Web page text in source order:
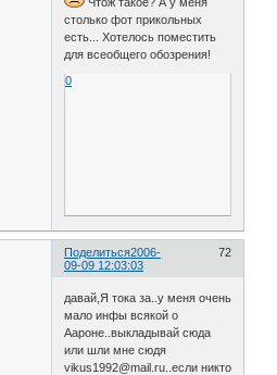
столько фот прикольных
есть... Хотелось поместить
для всеобщего обозрения!
0
Поделиться 72
2006-
09-09 12:03:03
давай,Я тока за..у меня очень
мало инфы всякой о
Аароне..выкладывай сюда
или шли мне сюдя
vikus1992@mail.ru..если никто